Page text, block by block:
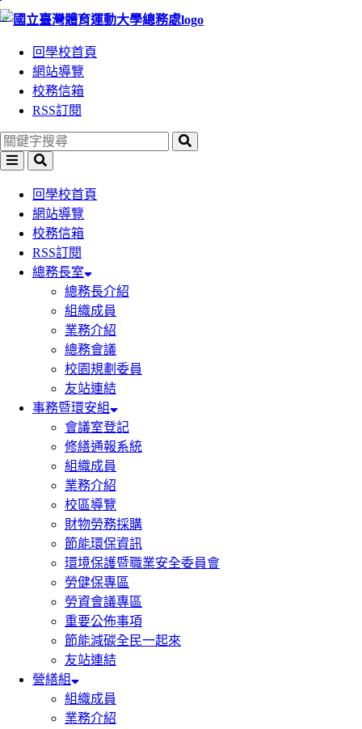
跳
區
塊
跳
區
塊
:::
回學校首頁
網站導覽
校務信箱
RSS訂閱
回學校首頁
網站導覽
校務信箱
RSS訂閱
總務長室
總務長介紹
組織成員
業務介紹
總務會議
校園規劃委員
友站連結
事務暨環安組
會議室登記
修繕通報系統
組織成員
業務介紹
校區導覽
財物勞務採購
節能環保資訊
環境保護暨職業安全委員會
勞健保專區
勞資會議專區
重要公佈事項
節能減碳全民一起來
友站連結
營繕組
組織成員
業務介紹